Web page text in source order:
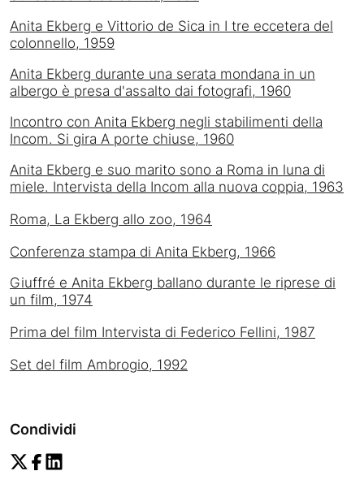
Anita Ekberg e Vittorio de Sica in I tre eccetera del
colonnello, 1959
Anita Ekberg durante una serata mondana in un
albergo è presa d'assalto dai fotografi, 1960
Incontro con Anita Ekberg negli stabilimenti della
Incom. Si gira A porte chiuse, 1960
Anita Ekberg e suo marito sono a Roma in luna di
miele. Intervista della Incom alla nuova coppia, 1963
Roma, La Ekberg allo zoo, 1964
Conferenza stampa di Anita Ekberg, 1966
Giuffré e Anita Ekberg ballano durante le riprese di
un film, 1974
Prima del film Intervista di Federico Fellini, 1987
Set del film Ambrogio, 1992
Condividi